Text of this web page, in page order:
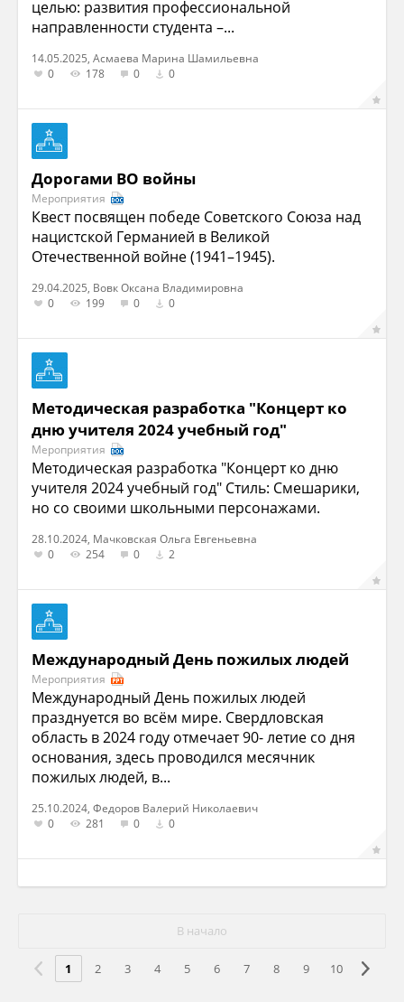
целью: развития профессиональной
направленности студента –...
14.05.2025, Асмаева Марина Шамильевна
0
178 0 0
Дорогами ВО войны
Мероприятия
Квест посвящен победе Советского Союза над
нацистской Германией в Великой
Отечественной войне (1941–1945).
29.04.2025, Вовк Оксана Владимировна
0
199 0 0
Методическая разработка "Концерт ко
дню учителя 2024 учебный год"
Мероприятия
Методическая разработка "Концерт ко дню
учителя 2024 учебный год" Стиль: Смешарики,
но со своими школьными персонажами.
28.10.2024, Мачковская Ольга Евгеньевна
0
254 0 2
Международный День пожилых людей
Мероприятия
Международный День пожилых людей
празднуется во всём мире. Свердловская
область в 2024 году отмечает 90- летие со дня
основания, здесь проводился месячник
пожилых людей, в...
25.10.2024, Федоров Валерий Николаевич
0
281 0 0
В начало
1 2 3 4 5 6 7 8 9 10